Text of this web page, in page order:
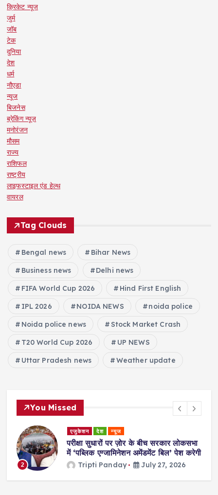
क्रिकेट न्यूज
जुर्म
जॉब
टेक
दुनिया
देश
धर्म
नौएडा
न्यूज
बिजनेस
ब्रेकिंग न्यूज़
मनोरंजन
मौसम
राज्य
राशिफल
राष्ट्रीय
लाइफस्टाइल एंड हेल्थ
वायरल
Tag Clouds
Bengal news Bihar News
Business news Delhi news
FIFA World Cup 2026 Hind First English
IPL 2026 NOIDA NEWS noida police
Noida police news Stock Market Crash
T20 World Cup 2026 UP NEWS
Uttar Pradesh news Weather update
You Missed
2
एजुकेशन देश न्यूज
परीक्षा सुधारों पर ज़ोर के बीच सरकार लोकसभा
में ‘पब्लिक एग्जामिनेशन अमेंडमेंट बिल’ पेश करेगी
Tripti Panday July 27, 2026